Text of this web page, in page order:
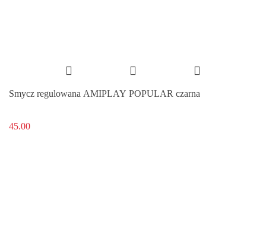
Smycz regulowana AMIPLAY POPULAR czarna
45.00